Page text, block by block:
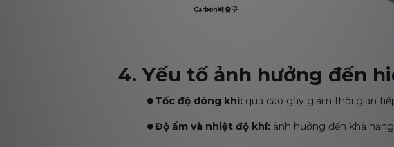
4. Yếu tố ảnh hưởng đến
⏺️Tốc độ dòng khí: quá cao gây giảm thời gian
⏺️Độ ẩm và nhiệt độ khí: ảnh hưởng đến khả